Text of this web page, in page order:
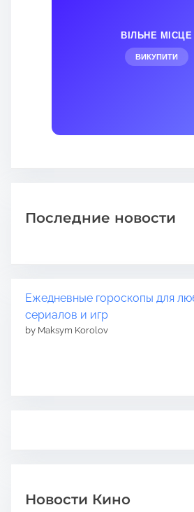
ВІЛЬНЕ МІСЦЕ
ВИКУПИТИ
Последние новости
Ежедневные гороскопы для
сериалов и игр
by Maksym Korolov
Новости Кино